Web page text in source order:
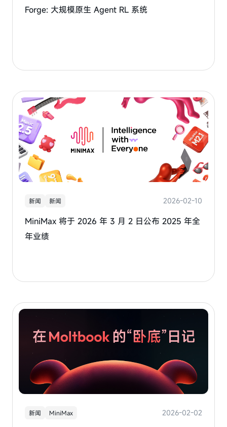
Forge: 大规模原生 Agent RL 系统
新闻 新闻 2026-02-10
MiniMax 将于 2026 年 3 月 2 日公布 2025 年全
年业绩
新闻 MiniMax 2026-02-02